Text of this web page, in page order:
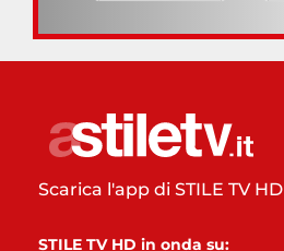
Scarica l'app di STILE TV HD
STILE TV HD in onda su: